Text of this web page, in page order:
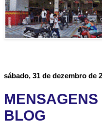
sábado, 31 de dezembro de
BLOG